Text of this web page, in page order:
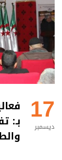
17
ديسمبر
بـ: